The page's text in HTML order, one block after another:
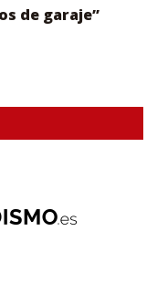
de garaje”